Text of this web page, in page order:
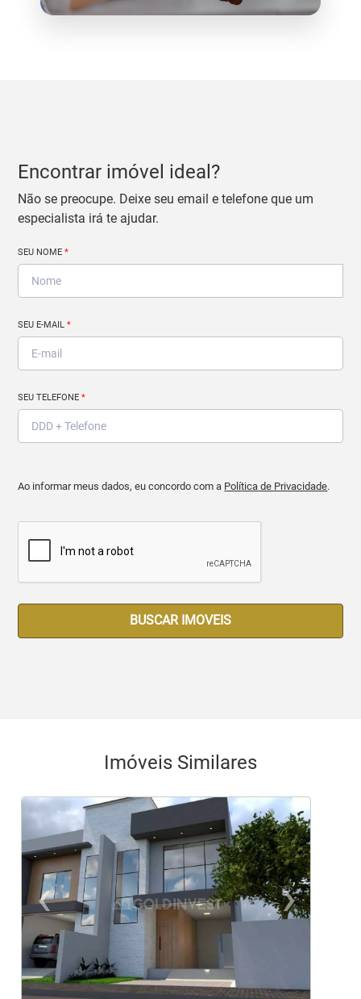
Encontrar imóvel ideal?
Não se preocupe. Deixe seu email e telefone que um
especialista irá te ajudar.
SEU NOME*
SEU E-MAIL*
SEU TELEFONE*
Ao informar meus dados, eu concordo com a Política de Privacidade.
BUSCAR IMOVEIS
Imóveis Similares
‹
Previous
›